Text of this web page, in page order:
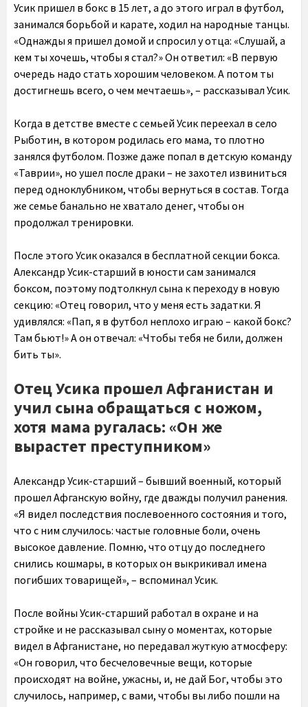
Усик пришел в бокс в 15 лет, а до этого играл в футбол,
занимался борьбой и карате, ходил на народные танцы.
«Однажды я пришел домой и спросил у отца: «Слушай, а
кем ты хочешь, чтобы я стал?» Он ответил: «В первую
очередь надо стать хорошим человеком. А потом ты
достигнешь всего, о чем мечтаешь», – рассказывал Усик.
Когда в детстве вместе с семьей Усик переехал в село
Рыботин, в котором родилась его мама, то плотно
занялся футболом. Позже даже попал в детскую команду
«Таврии», но ушел после драки – не захотел извиниться
перед одноклубником, чтобы вернуться в состав. Тогда
же семье банально не хватало денег, чтобы он
продолжал тренировки.
После этого Усик оказался в бесплатной секции бокса.
Александр Усик-старший в юности сам занимался
боксом, поэтому подтолкнул сына к переходу в новую
секцию: «Отец говорил, что у меня есть задатки. Я
удивлялся: «Пап, я в футбол неплохо играю – какой бокс?
Там бьют!» А он отвечал: «Чтобы тебя не били, должен
бить ты».
Отец Усика прошел Афганистан и
учил сына обращаться с ножом,
хотя мама ругалась: «Он же
вырастет преступником»
Александр Усик-старший – бывший военный, который
прошел Афганскую войну, где дважды получил ранения.
«Я видел последствия послевоенного состояния и того,
что с ним случилось: частые головные боли, очень
высокое давление. Помню, что отцу до последнего
снились кошмары, в которых он выкрикивал имена
погибших товарищей», – вспоминал Усик.
После войны Усик-старший работал в охране и на
стройке и не рассказывал сыну о моментах, которые
видел в Афганистане, но передавал жуткую атмосферу:
«Он говорил, что бесчеловечные вещи, которые
происходят на войне, ужасны, и, не дай Бог, чтобы это
случилось, например, с вами, чтобы вы либо пошли на